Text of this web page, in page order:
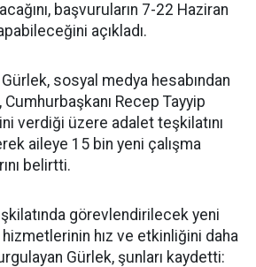
başvuruların 7-22 Haziran
açıkladı.
Gürlek, sosyal medya hesabından
Cumhurbaşkanı Recep Tayyip
verdiği üzere adalet teşkilatını
aileye 15 bin yeni çalışma
belirtti.
görevlendirilecek yeni
hız ve etkinliğini daha
Gürlek, şunları kaydetti: